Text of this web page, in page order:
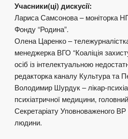
Учасники(ці) дискусії:
Лариса Самсонова – моніторка
Фонду “Родина”.
Олена Царенко –
менеджерка ВГО “Коаліція
осіб із інтелектуальною
редакторка каналу Культура та
Володимир Шурдук – лікар-
психіатричної медицини,
Секретаріату Уповноваженого ВР
людини.